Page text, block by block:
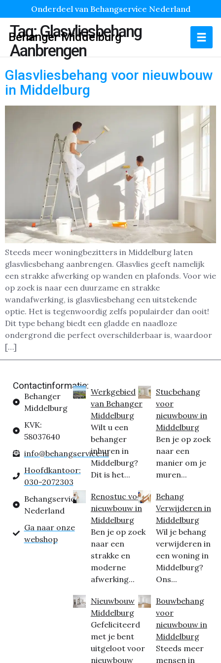
Onderdeel van Behangservice Nederland
Behanger Middelburg
Tag:Glasvliesbehang
Aanbrengen
Glasvliesbehang voor nieuwbouw
in Middelburg
Steeds meer woningbezitters in Middelburg laten
glasvliesbehang aanbrengen. Glasvlies geeft namelijk
een strakke afwerking op wanden en plafonds. Voor wie
op zoek is naar een duurzame en strakke
wandafwerking, is glasvliesbehang een uitstekende
optie. Het is tegenwoordig zelfs populairder dan ooit!
Dit type behang biedt een gladde en naadloze
ondergrond die perfect overschilderbaar is, waardoor
[…]
Contactinformatie:
Behanger
Middelburg
KVK:
58037640
info@behangservice.nl
Hoofdkantoor:
030-2072303
Behangservice
Nederland
Ga naar onze
webshop
Werkgebied
van Behanger
Middelburg
Wilt u een
behanger
inhuren in
Middelburg?
Dit is het...
Renostuc voor
nieuwbouw in
Middelburg
Ben je op zoek
naar een
strakke en
moderne
afwerking...
Nieuwbouw
Middelburg
Gefeliciteerd
met je bent
uitgeloot voor
nieuwbouw
Stucbehang
voor
nieuwbouw in
Middelburg
Ben je op zoek
naar een
manier om je
muren...
Behang
Verwijderen in
Middelburg
Wil je behang
verwijderen in
een woning in
Middelburg?
Ons...
Bouwbehang
voor
nieuwbouw in
Middelburg
Steeds meer
mensen in